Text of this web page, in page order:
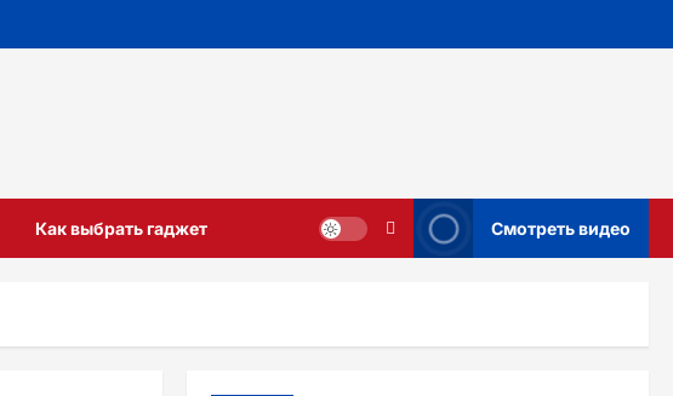
Как выбрать гаджет Смотреть видео